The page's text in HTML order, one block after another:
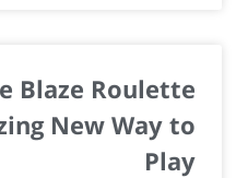
Blaze Roulette
New Way to
Play